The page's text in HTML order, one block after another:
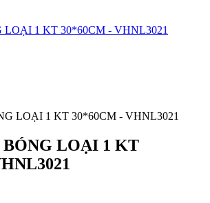
1 KT 30*60CM - VHNL3021
LOẠI 1 KT